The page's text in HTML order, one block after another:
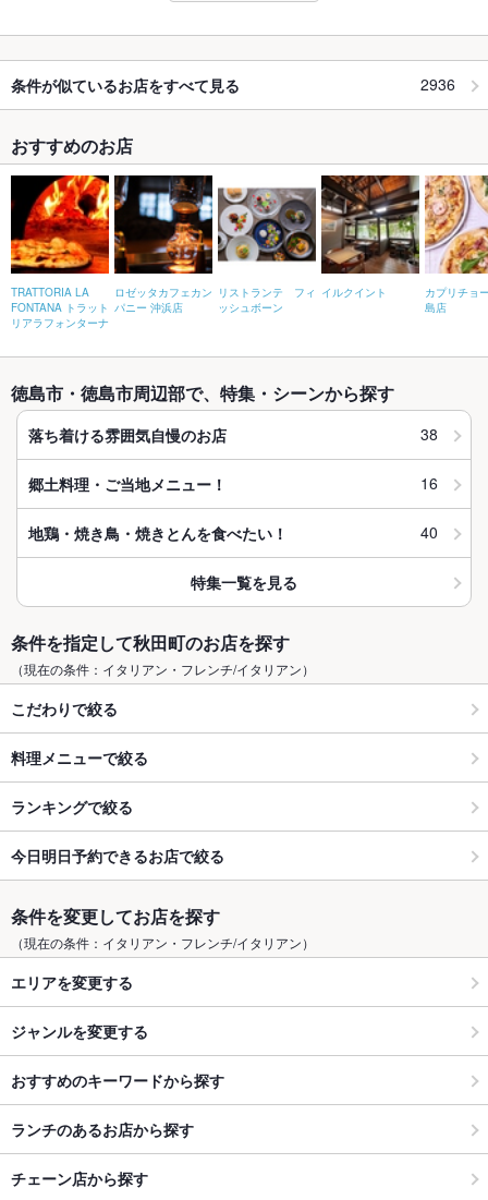
条件が似ているお店をすべて見る 2936
おすすめのお店
TRATTORIA LA
FONTANA トラット
リアラフォンターナ
ロゼッタカフェカン
パニー 沖浜店
リストランテ フィ
ッシュボーン
イルクイント
カプリチョ
島店
徳島市・徳島市周辺部で、特集・シーンから探す
落ち着ける雰囲気自慢のお店 38
郷土料理・ご当地メニュー！ 16
地鶏・焼き鳥・焼きとんを食べたい！ 40
特集一覧を見る
条件を指定して秋田町のお店を探す
（現在の条件：イタリアン・フレンチ/イタリアン）
こだわりで絞る
料理メニューで絞る
ランキングで絞る
今日明日予約できるお店で絞る
条件を変更してお店を探す
（現在の条件：イタリアン・フレンチ/イタリアン）
エリアを変更する
ジャンルを変更する
おすすめのキーワードから探す
ランチのあるお店から探す
チェーン店から探す